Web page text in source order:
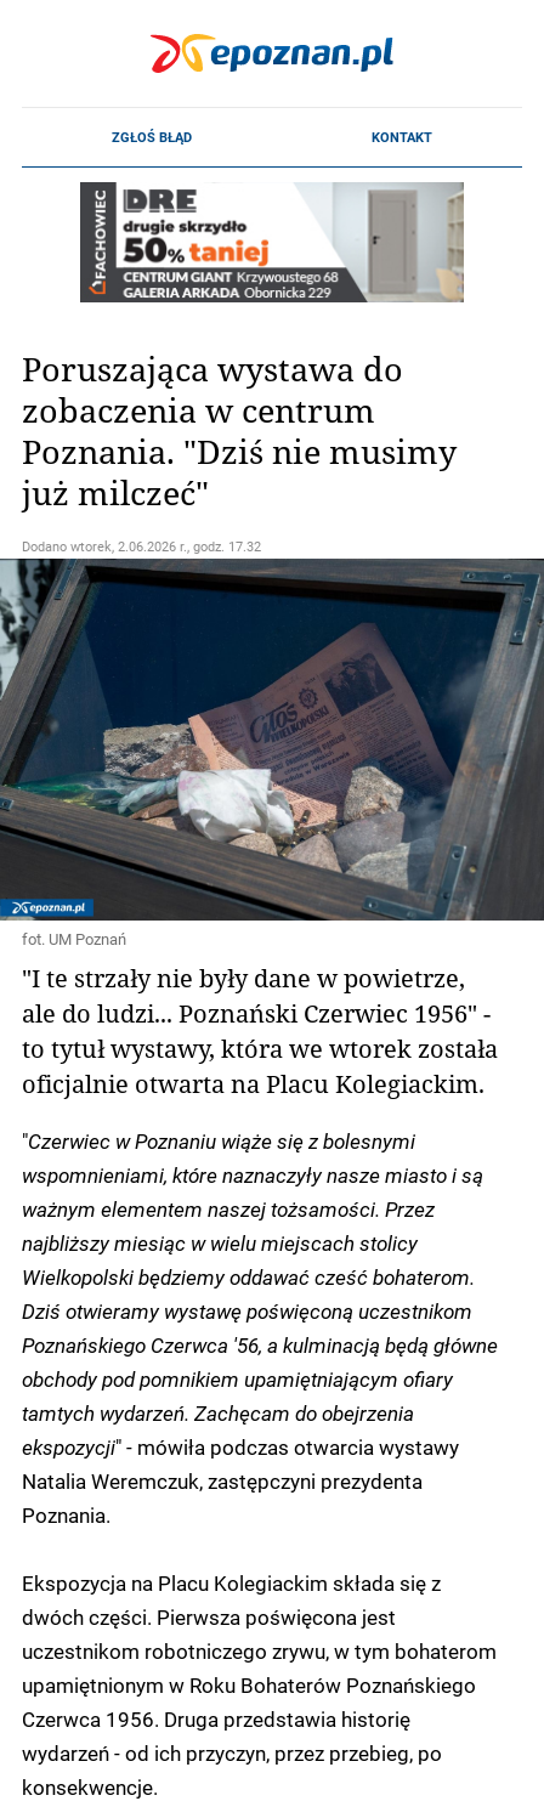
Poruszająca wystawa do
zobaczenia w centrum
Poznania. "Dziś nie musimy
już milczeć"
Dodano wtorek, 2.06.2026 r., godz. 17.32
fot. UM Poznań
"I te strzały nie były dane w powietrze,
ale do ludzi... Poznański Czerwiec 1956" -
to tytuł wystawy, która we wtorek została
oficjalnie otwarta na Placu Kolegiackim.
"Czerwiec w Poznaniu wiąże się z bolesnymi
wspomnieniami, które naznaczyły nasze miasto i są
ważnym elementem naszej tożsamości. Przez
najbliższy miesiąc w wielu miejscach stolicy
Wielkopolski będziemy oddawać cześć bohaterom.
Dziś otwieramy wystawę poświęconą uczestnikom
Poznańskiego Czerwca '56, a kulminacją będą główne
obchody pod pomnikiem upamiętniającym ofiary
tamtych wydarzeń. Zachęcam do obejrzenia
ekspozycji" - mówiła podczas otwarcia wystawy
Natalia Weremczuk, zastępczyni prezydenta
Poznania.
Ekspozycja na Placu Kolegiackim składa się z
dwóch części. Pierwsza poświęcona jest
uczestnikom robotniczego zrywu, w tym bohaterom
upamiętnionym w Roku Bohaterów Poznańskiego
Czerwca 1956. Druga przedstawia historię
wydarzeń - od ich przyczyn, przez przebieg, po
konsekwencje.